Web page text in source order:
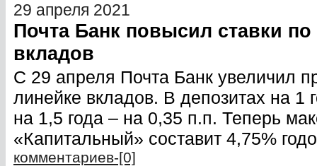
29 апреля 2021
Почта Банк повысил ставки
вкладов
С 29 апреля Почта Банк увеличил
линейке вкладов. В депозитах на 1
на 1,5 года – на 0,35 п.п. Теперь
«Капитальный» составит 4,75%
комментариев-[0]